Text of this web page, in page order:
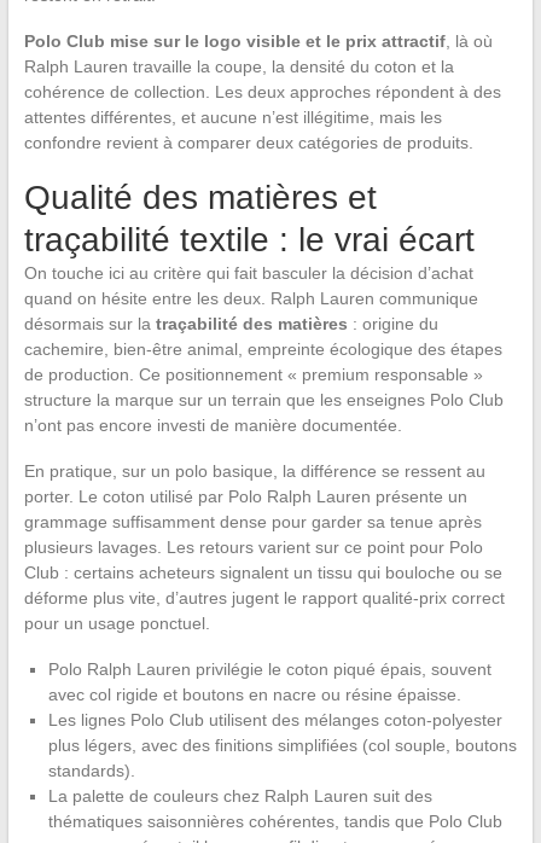
Polo Club mise sur le logo visible et le prix attractif, là où
Ralph Lauren travaille la coupe, la densité du coton et la
cohérence de collection. Les deux approches répondent à des
attentes différentes, et aucune n’est illégitime, mais les
confondre revient à comparer deux catégories de produits.
Qualité des matières et
traçabilité textile : le vrai écart
On touche ici au critère qui fait basculer la décision d’achat
quand on hésite entre les deux. Ralph Lauren communique
désormais sur la traçabilité des matières : origine du
cachemire, bien-être animal, empreinte écologique des étapes
de production. Ce positionnement « premium responsable »
structure la marque sur un terrain que les enseignes Polo Club
n’ont pas encore investi de manière documentée.
En pratique, sur un polo basique, la différence se ressent au
porter. Le coton utilisé par Polo Ralph Lauren présente un
grammage suffisamment dense pour garder sa tenue après
plusieurs lavages. Les retours varient sur ce point pour Polo
Club : certains acheteurs signalent un tissu qui bouloche ou se
déforme plus vite, d’autres jugent le rapport qualité-prix correct
pour un usage ponctuel.
Polo Ralph Lauren privilégie le coton piqué épais, souvent
avec col rigide et boutons en nacre ou résine épaisse.
Les lignes Polo Club utilisent des mélanges coton-polyester
plus légers, avec des finitions simplifiées (col souple, boutons
standards).
La palette de couleurs chez Ralph Lauren suit des
thématiques saisonnières cohérentes, tandis que Polo Club